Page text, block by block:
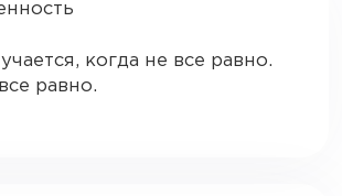
когда не все равно.
равно.